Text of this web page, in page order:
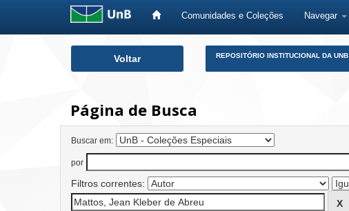
Comunidades e Coleções Navegar
Voltar REPOSITÓRIO INSTITUCIONAL DA UNB
Página de Busca
Buscar em:
por
Filtros correntes: